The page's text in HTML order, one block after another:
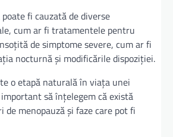
fi cauzată de diverse
cum ar fi tratamentele pentru
de simptome severe, cum ar fi
nocturnă și modificările dispoziției.
o etapă naturală în viața unei
să înțelegem că există
menopauză și faze care pot fi